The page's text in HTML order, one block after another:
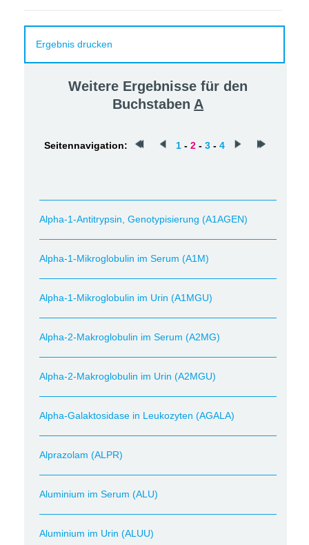
Ergebnis drucken
Weitere Ergebnisse für den
Buchstaben A
Seitennavigation: 1 - 2 - 3 - 4
Alpha-1-Antitrypsin, Genotypisierung (A1AGEN)
Alpha-1-Mikroglobulin im Serum (A1M)
Alpha-1-Mikroglobulin im Urin (A1MGU)
Alpha-2-Makroglobulin im Serum (A2MG)
Alpha-2-Makroglobulin im Urin (A2MGU)
Alpha-Galaktosidase in Leukozyten (AGALA)
Alprazolam (ALPR)
Aluminium im Serum (ALU)
Aluminium im Urin (ALUU)